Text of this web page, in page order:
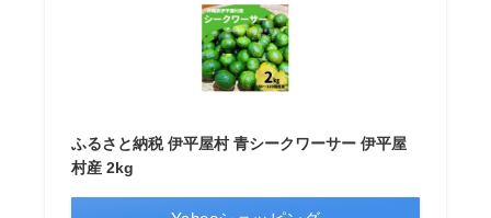
ふるさと納税 伊平屋村 青シークワーサー 伊平屋
村産 2kg